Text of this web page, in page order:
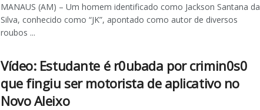
MANAUS (AM) – Um homem identificado como Jackson Santana da
Silva, conhecido como “JK”, apontado como autor de diversos
roubos ...
Vídeo: Estudante é r0ubada por crimin0s0
que fingiu ser motorista de aplicativo no
Novo Aleixo